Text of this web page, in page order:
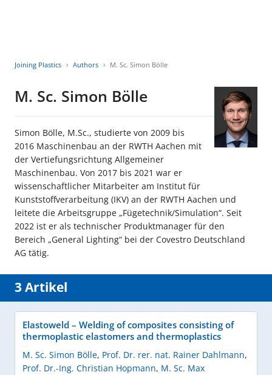
Joining Plastics Authors M. Sc. Simon Bölle
M. Sc. Simon Bölle
Simon Bölle, M.Sc., studierte von 2009 bis
2016 Maschinenbau an der RWTH Aachen mit
der Vertiefungsrichtung Allgemeiner
Maschinenbau. Von 2017 bis 2021 war er
wissenschaftlicher Mitarbeiter am Institut für
Kunststoffverarbeitung (IKV) an der RWTH Aachen und
leitete die Arbeitsgruppe „Fügetechnik/Simulation“. Seit
2022 ist er als technischer Produktmanager für den
Bereich „General Lighting“ bei der Covestro Deutschland
AG tätig.
3 Artikel
Elastoweld – Welding of composites consisting of
thermoplastic elastomers and thermoplastics
M. Sc. Simon Bölle, Prof. Dr. rer. nat. Rainer Dahlmann,
Prof. Dr.-Ing. Christian Hopmann, M. Sc. Max